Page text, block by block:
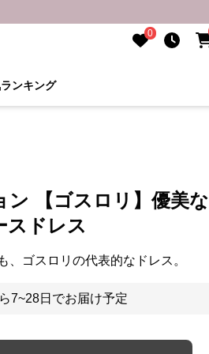
0
ンキング
ン 【ゴスロリ】優美な
スドレス
ゴスロリの代表的なドレス。
7~28日でお届け予定